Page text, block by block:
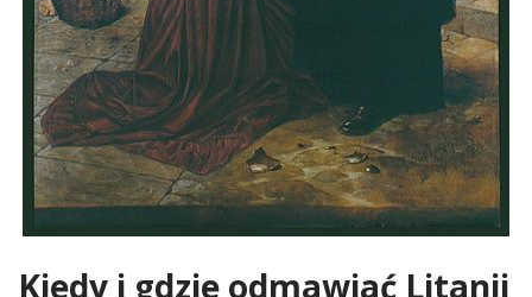
Kiedy i gdzie odmawiać Litanii